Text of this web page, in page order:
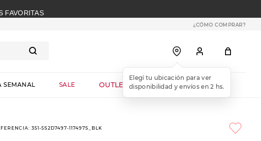
FAVORITAS
¿CÓMO COMPRAR?
SEMANAL SALE OUTLET WEB
:351-5S2D7497-117497S_BLK